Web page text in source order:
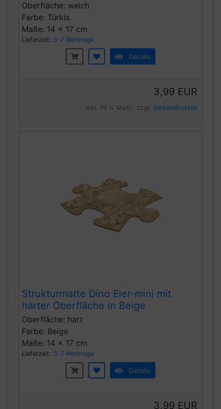
Oberfläche: weich
Farbe: Türkis
Maße: 14 x 17 cm
Lieferzeit: 3-7 Werktage
Details
3,99 EUR
inkl. 19 % MwSt. zzgl. Versandkosten
Strukturmatte Dino Eier-mini mit
harter Oberfläche in Beige
Oberfläche: hart
Farbe: Beige
Maße: 14 x 17 cm
Lieferzeit: 3-7 Werktage
Details
3,99 EUR